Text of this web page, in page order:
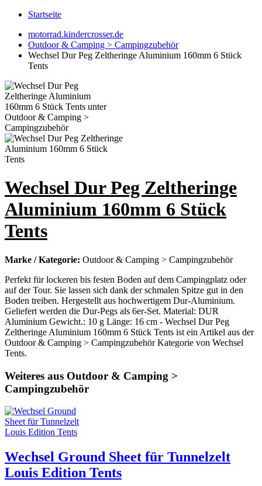
Startseite
motorrad.kindercrosser.de
Outdoor & Camping > Campingzubehör
Wechsel Dur Peg Zeltheringe Aluminium 160mm 6 Stück
Tents
Wechsel Dur Peg Zeltheringe
Aluminium 160mm 6 Stück
Tents
Marke / Kategorie: Outdoor & Camping > Campingzubehör
Perfekt für lockeren bis festen Boden auf dem Campingplatz oder
auf der Tour. Sie lassen sich dank der schmalen Spitze gut in den
Boden treiben. Hergestellt aus hochwertigem Dur-Aluminium.
Geliefert werden die Dur-Pegs als 6er-Set. Material: DUR
Aluminium Gewicht.: 10 g Länge: 16 cm - Wechsel Dur Peg
Zeltheringe Aluminium 160mm 6 Stück Tents ist ein Artikel aus der
Outdoor & Camping > Campingzubehör Kategorie von Wechsel
Tents.
Weiteres aus Outdoor & Camping >
Campingzubehör
Wechsel Ground Sheet für Tunnelzelt
Louis Edition Tents